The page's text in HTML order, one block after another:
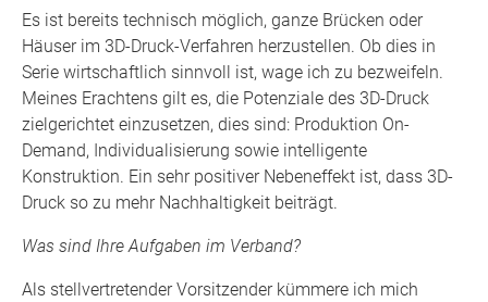
Es ist bereits technisch möglich, ganze Brücken oder
Häuser im 3D-Druck-Verfahren herzustellen. Ob dies in
Serie wirtschaftlich sinnvoll ist, wage ich zu bezweifeln.
Meines Erachtens gilt es, die Potenziale des 3D-Druck
zielgerichtet einzusetzen, dies sind: Produktion On-
Demand, Individualisierung sowie intelligente
Konstruktion. Ein sehr positiver Nebeneffekt ist, dass 3D-
Druck so zu mehr Nachhaltigkeit beiträgt.
Was sind Ihre Aufgaben im Verband?
Als stellvertretender Vorsitzender kümmere ich mich